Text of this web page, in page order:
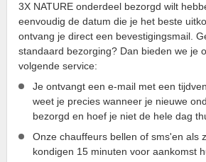
3X NATURE onderdeel bezorgd wilt
eenvoudig de datum die je het beste
ontvang je direct een bevestigingsmail.
standaard bezorging? Dan bieden we je
volgende service:
Je ontvangt een e-mail met een
weet je precies wanneer je nieuwe
bezorgd en hoef je niet de hele dag
Onze chauffeurs bellen of sms'en als
kondigen 15 minuten voor aankomst